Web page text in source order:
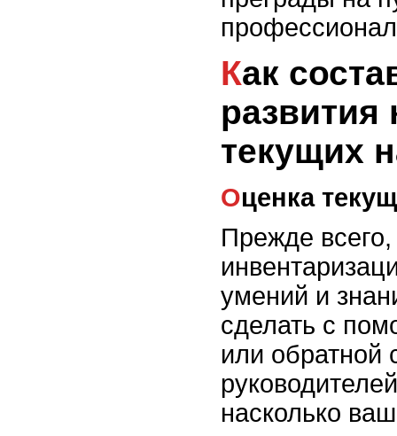
Как составить план
развития
текущих
Оценка
Прежде
умений и
сделать с
или обратной
насколько